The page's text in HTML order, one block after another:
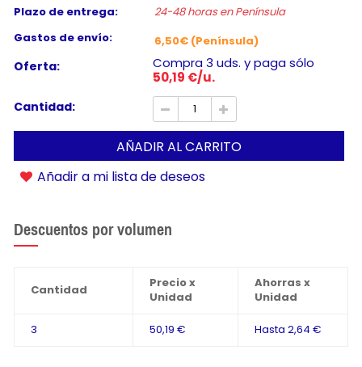
Plazo de entrega:
24-48 horas en Península
Gastos de envío:
6,50€ (Península)
Oferta:
Compra 3 uds. y paga sólo
50,19 €/u.
Cantidad:
AÑADIR AL CARRITO
Añadir a mi lista de deseos
Descuentos por volumen
Cantidad
Precio x
Unidad
Ahorras x
Unidad
3 50,19 € Hasta 2,64 €